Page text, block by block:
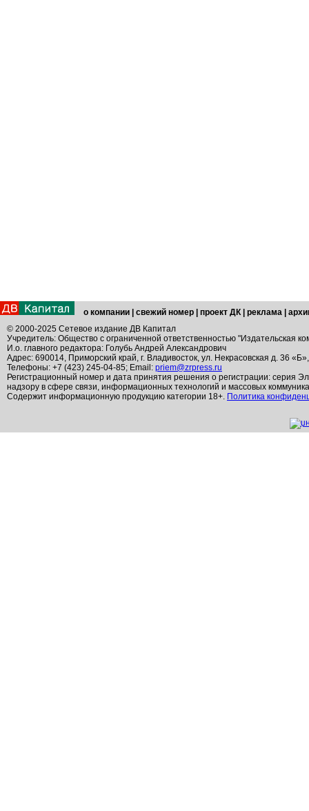
о компании свежий номер проект ДК реклама
© 2000-2025 Сетевое издание ДВ Капитал
Учредитель: Общество с ограниченной ответственностью "Издательская
И.о. главного редактора: Голубь Андрей Александрович
Адрес: 690014, Приморский край, г. Владивосток, ул. Некрасовская д. 36
Телефоны: +7 (423) 245-04-85; Email: priem@zrpress.ru
Регистрационный номер и дата принятия решения о регистрации: серия
надзору в сфере связи, информационных технологий и массовых
Содержит информационную продукцию категории 18+. Политика